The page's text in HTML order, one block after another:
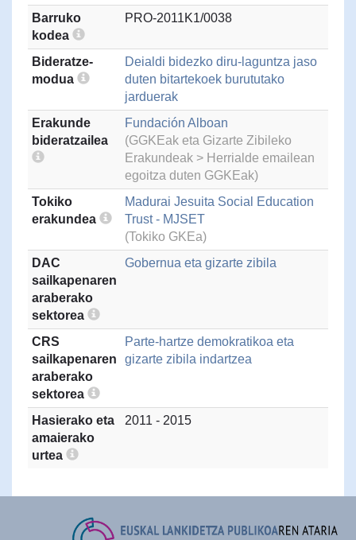
Barruko
kodea
PRO-2011K1/0038
Bideratze-
modua
Deialdi bidezko diru-laguntza jaso
duten bitartekoek burututako
jarduerak
Erakunde
bideratzailea
Fundación Alboan
(GGKEak eta Gizarte Zibileko
Erakundeak > Herrialde emailean
egoitza duten GGKEak)
Tokiko
erakundea
Madurai Jesuita Social Education
Trust - MJSET
(Tokiko GKEa)
DAC
sailkapenaren
araberako
sektorea
Gobernua eta gizarte zibila
CRS
sailkapenaren
araberako
sektorea
Parte-hartze demokratikoa eta
gizarte zibila indartzea
Hasierako eta
amaierako
urtea
2011 - 2015